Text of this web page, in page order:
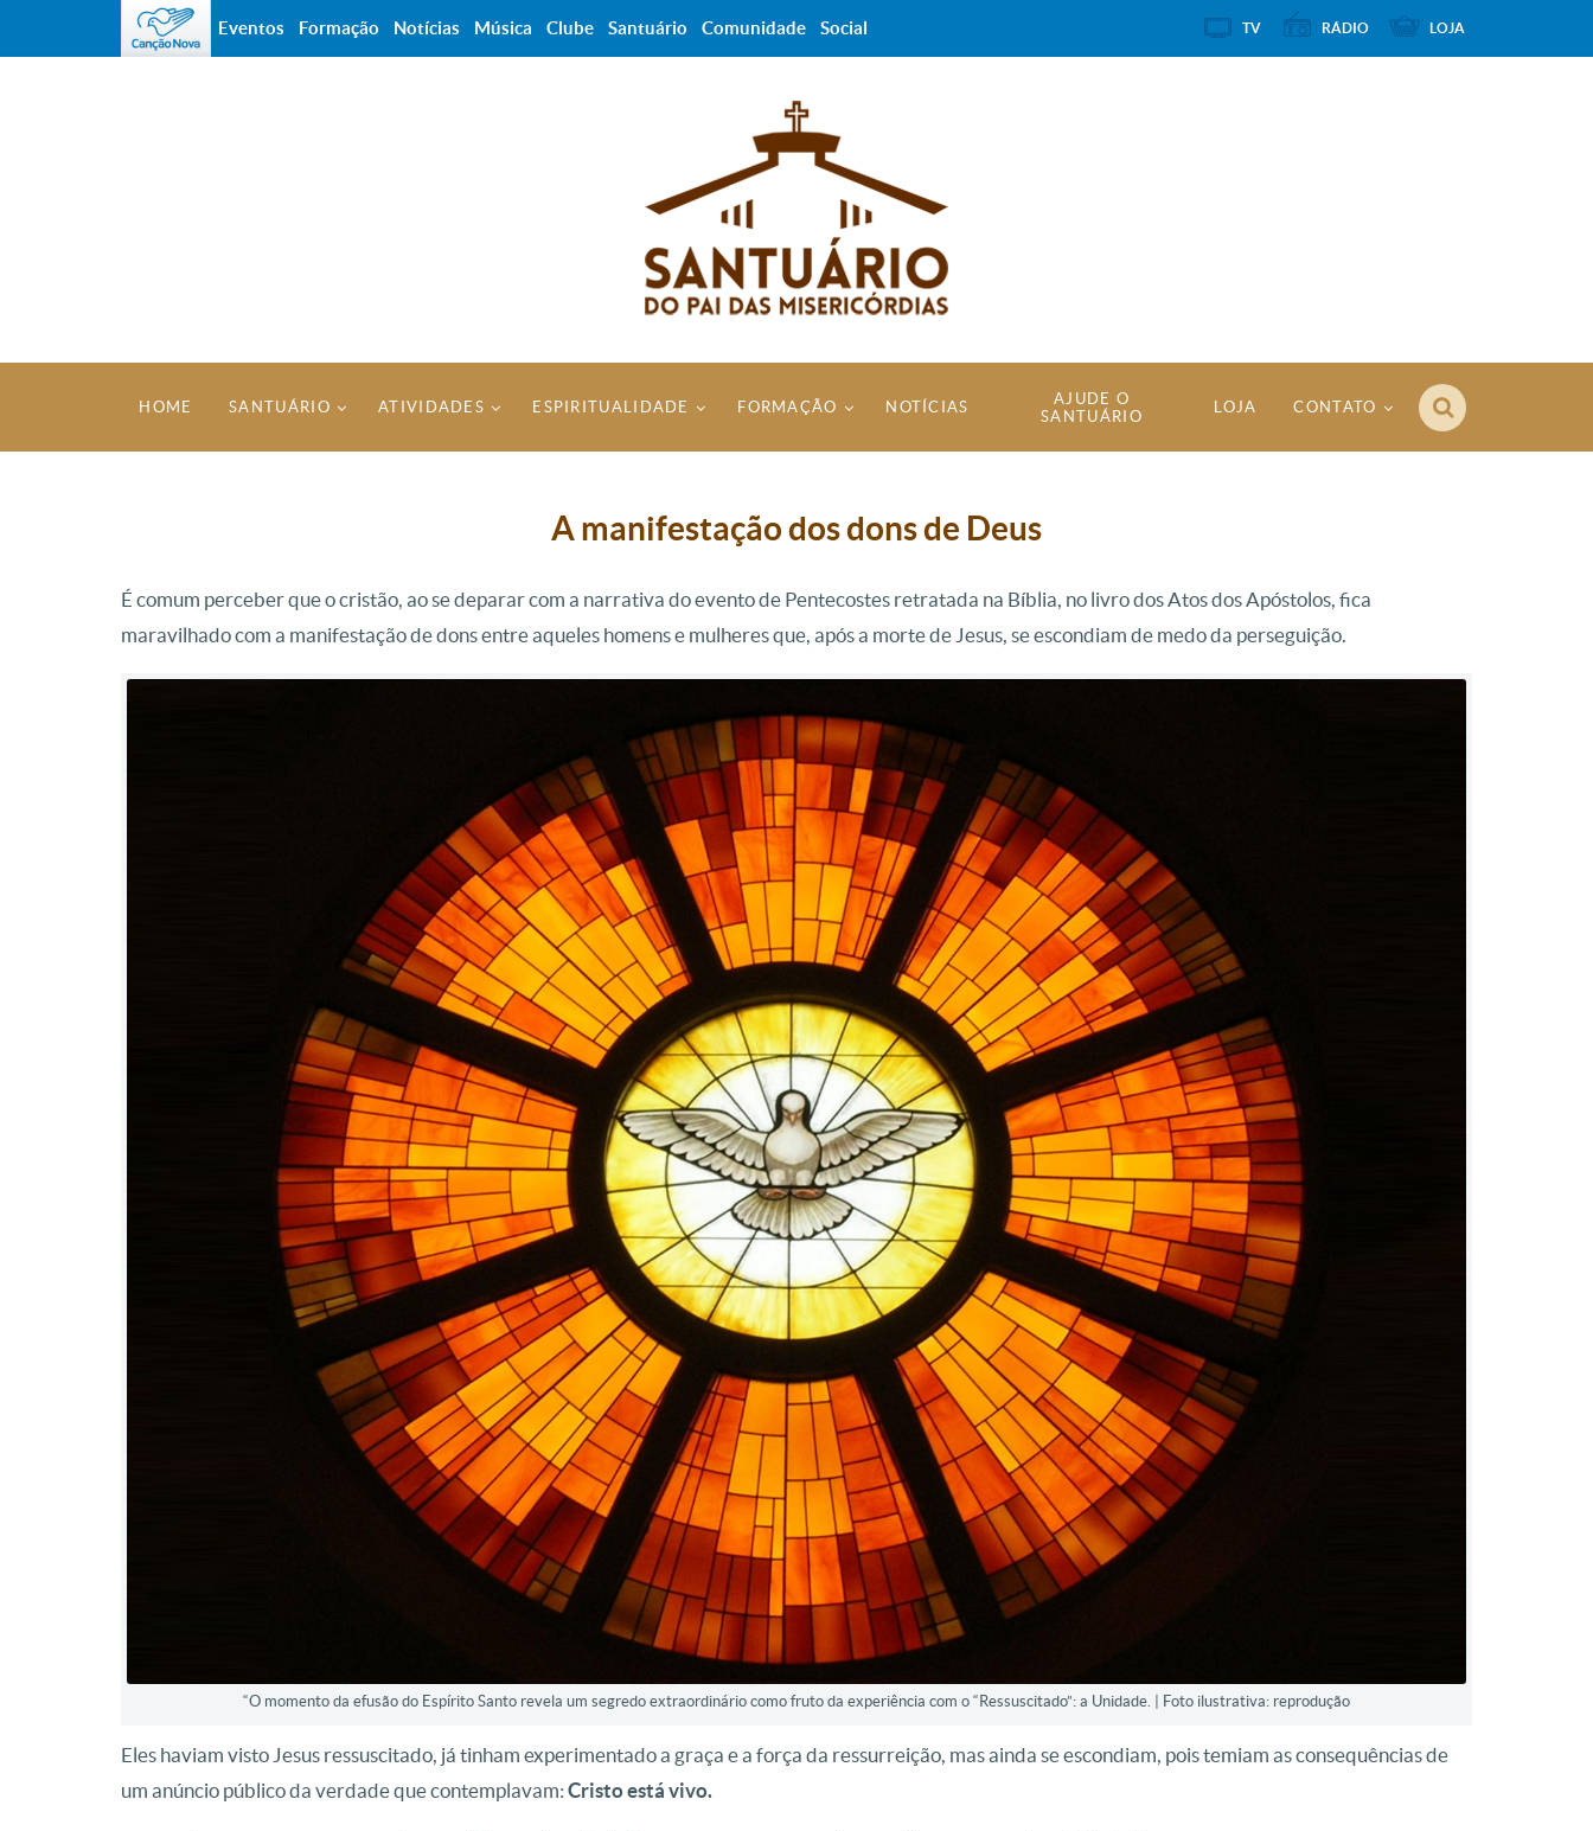
HOME SANTUÁRIO ATIVIDADES ESPIRITUALIDADE FORMAÇÃO NOTÍCIAS
AJUDE O
SANTUÁRIO
LOJA CONTATO
A manifestação dos dons de Deus
É comum perceber que o cristão, ao se deparar com a narrativa do evento de Pentecostes retratada na Bíblia, no livro dos Atos dos Apóstolos, fica
maravilhado com a manifestação de dons entre aqueles homens e mulheres que, após a morte de Jesus, se escondiam de medo da perseguição.
“O momento da efusão do Espírito Santo revela um segredo extraordinário como fruto da experiência com o “Ressuscitado”: a Unidade. | Foto ilustrativa: reprodução
Eles haviam visto Jesus ressuscitado, já tinham experimentado a graça e a força da ressurreição, mas ainda se escondiam, pois temiam as consequências de
um anúncio público da verdade que contemplavam: Cristo está vivo.
Eventos Formação Notícias Música Clube Santuário Comunidade Social TV RÁDIO LOJA